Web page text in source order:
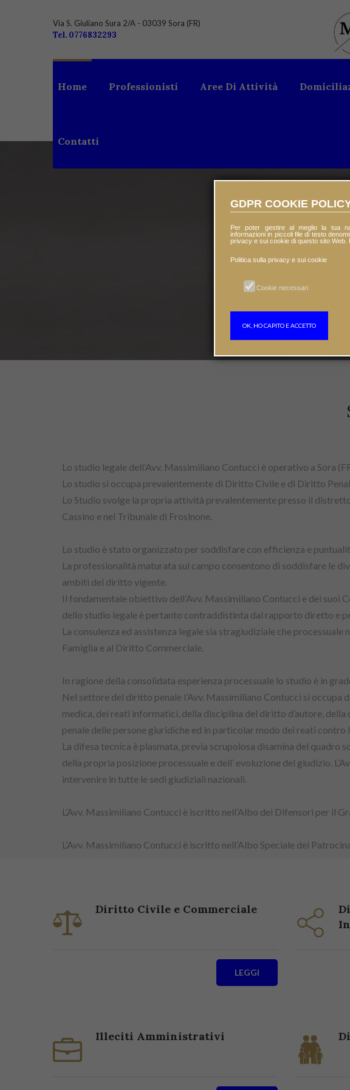
Via S. Giuliano Sura 2/A - 03039 Sora (FR)
Tel. 0776832293
Home Professionisti Aree Di Attività
Contatti
AVV.
Lo studio legale dell’Avv. Massimiliano Contucci è operativo a Sora
Lo studio si occupa prevalentemente di Diritto Civile e di Diritto
Lo Studio svolge la propria attività prevalentemente presso il
Cassino e nel Tribunale di Frosinone.
Lo studio è stato organizzato per soddisfare con efficienza e
La professionalità maturata sul campo consentono di soddisfare le
ambiti del diritto vigente.
Il fondamentale obiettivo dell’Avv. Massimiliano Contucci e dei
dello studio legale è pertanto contraddistinta dal rapporto diretto e
La consulenza ed assistenza legale sia stragiudiziale che
Famiglia e al Diritto Commerciale.
In ragione della consolidata esperienza processuale lo studio è in
Nel settore del diritto penale l’Avv. Massimiliano Contucci si
medica, dei reati informatici, della disciplina del diritto d’autore,
penale delle persone giuridiche ed in particolar modo dei reati contro
La difesa tecnica è plasmata, previa scrupolosa disamina del quadro
della propria posizione processuale e dell’ evoluzione del giudizio.
intervenire in tutte le sedi giudiziali nazionali.
L’Avv. Massimiliano Contucci è iscritto nell’Albo dei Difensori per il
L’Avv. Massimiliano Contucci è iscritto nell’Albo Speciale dei
Diritto Civile e Commerciale
LEGGI
Illeciti Amministrativi
GDPR COOKIE
Per poter gestire al meglio la tua
informazioni in piccoli file di testo
privacy e sui cookie di questo sito Web.
Politica sulla privacy e sui cookie
Cookie necessari
OK, HO CAPITO E ACCETTO